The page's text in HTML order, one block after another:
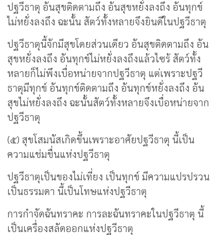
ปฐวีธาตุ อันสุขติดตามถึง อันสุขหยั่งลงถึง อันทุกข์
ไม่หยั่งลงถึง ฉะนั้น สัตว์ทั้งหลายจึงยินดีในปฐวีธาตุ
ปฐวีธาตุนี้จักมีสุขโดยส่วนเดียว อันสุขติดตามถึง อัน
สุขหยั่งลงถึง อันทุกข์ไม่หยั่งลงถึงแล้วไซร้ สัตว์ทั้ง
หลายก็ไม่พึงเบื่อหน่ายจากปฐวีธาตุ แต่เพราะปฐวี
ธาตุมีทุกข์ อันทุกข์ติดตามถึง อันทุกข์หยั่งลงถึง อัน
สุขไม่หยั่งลงถึง ฉะนั้นสัตว์ทั้งหลายจึงเบื่อหน่ายจาก
ปฐวีธาตุ
(๕) สุขโสมนัสเกิดขึ้นเพราะอาศัยปฐวีธาตุ นี้เป็น
ความแช่มชื่นแห่งปฐวีธาตุ
ปฐวีธาตุเป็นของไม่เที่ยง เป็นทุกข์ มีความแปรปรวน
เป็นธรรมดา นี้เป็นโทษแห่งปฐวีธาตุ
การกำจัดฉันทราคะ การละฉันทราคะในปฐวีธาตุ นี้
เป็นเครื่องสลัดออกแห่งปฐวีธาตุ